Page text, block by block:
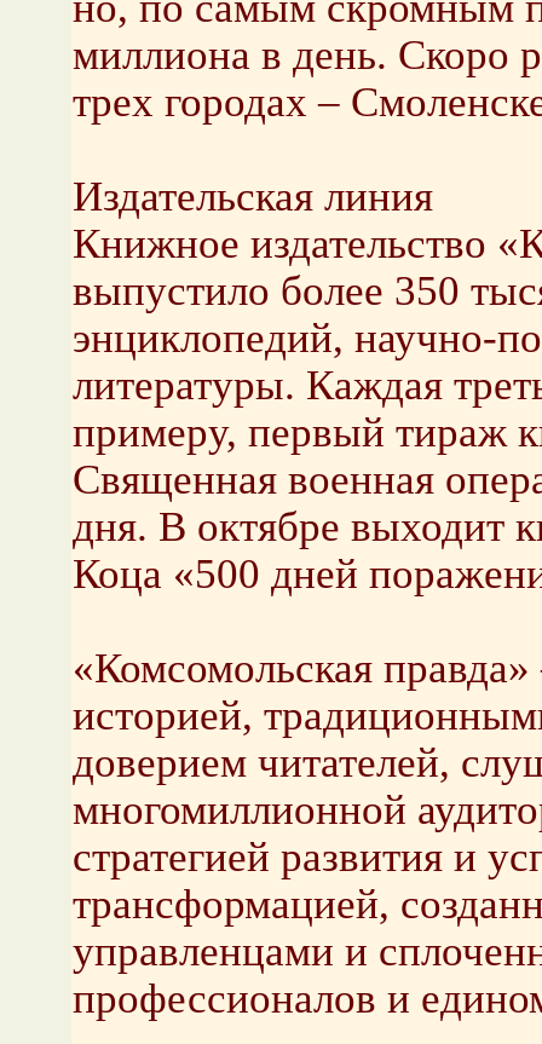
миллиона в день. Скоро
трех городах –
Издательская линия
Книжное издательство
выпустило более 350
энциклопедий, научно-
литературы. Каждая
примеру, первый тираж
Священная военная
дня. В октябре выходит
Коца «500 дней
«Комсомольская
историей,
доверием читателей,
многомиллионной
стратегией развития и
трансформацией,
управленцами и
профессионалов и